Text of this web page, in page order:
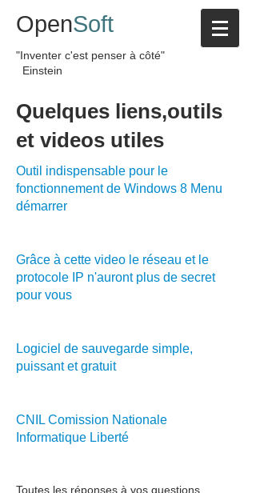
OpenSoft
"Inventer c'est penser à côté"
Einstein
Quelques liens,outils
et videos utiles
Outil indispensable pour le
fonctionnement de Windows 8 Menu
démarrer
Grâce à cette video le réseau et le
protocole IP n'auront plus de secret
pour vous
Logiciel de sauvegarde simple,
puissant et gratuit
CNIL Comission Nationale
Informatique Liberté
Toutes les réponses à vos questions